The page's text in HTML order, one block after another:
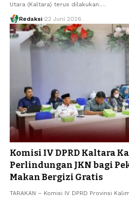
Utara (Kaltara) terus dilakukan.…
Redaksi 22 Juni 2026
Komisi IV DPRD Kaltara
Perlindungan JKN bagi
Makan Bergizi Gratis
TARAKAN – Komisi IV DPRD Provinsi